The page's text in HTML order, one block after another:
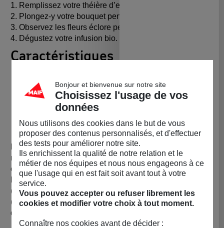
1. Remplissez votre théière d’eau frémissante.
2. Plongez-y votre bouquet pendant 10 à 15 min.
3. Observez les fleurs éclore pendant qu’elles infusent.
4. Dégustez votre infusion bio.
Caractéristiques
Dimensions unitaires (cm) : 3 (L) x 13 (P) x 19 (H)
DDM Produit :24 mois
Valeurs nutritionnelles :
recylcer
Liste d'ingrédients :Fleurs des Champs : fleur de
mauve* (Malva silvestris), fleur de souci* (Calendula
officinalis), fleur de bleuet* (Centaurea cyanus), fleur de
lavande* (Lavandula officinalis), fleur de millefeuille*
(Achillea millefolium), fleur d'immortelle des sables*
(Helichrysum arenarium), fleur de monarde* (Monarda
didyma).
Bonjour et bienvenue sur notre site
Choisissez l'usage de vos
données
Nous utilisons des cookies dans le but de vous
proposer des contenus personnalisés, et d'effectuer
des tests pour améliorer notre site.
Ils enrichissent la qualité de notre relation et le
métier de nos équipes et nous nous engageons à ce
que l'usage qui en est fait soit avant tout à votre
service.
Vous pouvez accepter ou refuser librement les
cookies et modifier votre choix à tout moment.
Connaître nos cookies avant de décider :